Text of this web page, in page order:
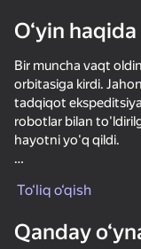
O‘yin haqida
Bir muncha vaqt
orbitasiga kirdi.
tadqiqot
robotlar bilan
hayotni yo'q qildi.
chiqish uchun siz
o'q-dorilarni qidirib
To‘liq o‘qish
Qanday